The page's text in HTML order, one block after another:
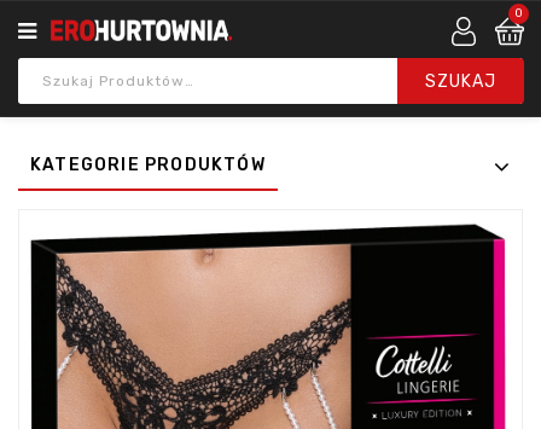
0
KATEGORIE PRODUKTÓW